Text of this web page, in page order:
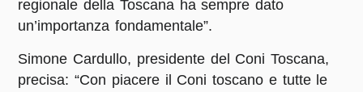
regionale della Toscana ha sempre dato
un’importanza fondamentale”.
Simone Cardullo, presidente del Coni Toscana,
precisa: “Con piacere il Coni toscano e tutte le